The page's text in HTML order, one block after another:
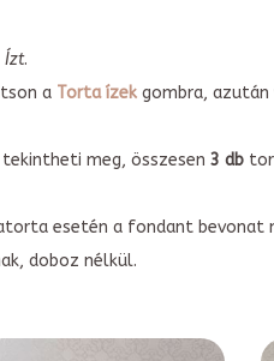
Ízt.
a Torta ízekgombra, azután
meg, összesen 3 db
esetén a fondant bevonat
doboz nélkül.